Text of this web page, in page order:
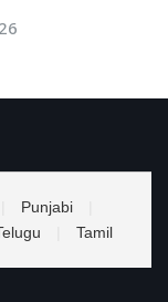
Punjabi
Tamil